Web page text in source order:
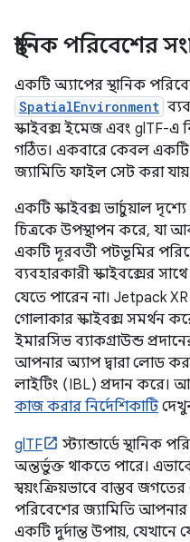
স্থানিক পরিবেশের
একটি অ্যাপের স্থানিক
SpatialEnvironment
স্কাইবক্স ইমেজ এবং glTF-এ
গঠিত। একবারে কেবল একটি
জ্যামিতি ফাইল সেট করা
একটি স্কাইবক্স ভার্চুয়াল
চিত্রকে উপস্থাপন করে, যা
একটি দূরবর্তী পটভূমির
ব্যবহারকারী স্কাইবক্সের
যেতে পারেন না। Jetpack
গোলাকার স্কাইবক্স সমর্থন
ইমারসিভ ব্যাকগ্রাউন্ড
আপনার অ্যাপ দ্বারা লোড
লাইটিং (IBL) প্রদান করে।
কাজ করার নির্দেশিকাটি
glTF
স্ট্যান্ডার্ডে স্থানিক
অন্তর্ভুক্ত থাকতে পারে।
স্বয়ংক্রিয়ভাবে বাস্তব
পরিবেশের জ্যামিতি আপনার
একটি দুর্দান্ত উপায়, যেখানে